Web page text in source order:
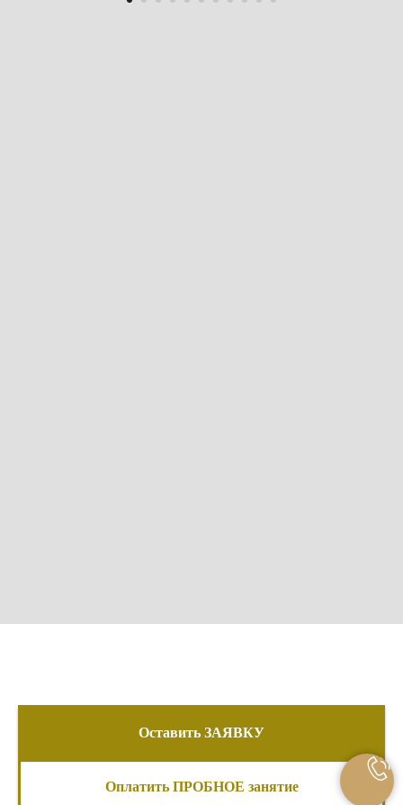
Оставить ЗАЯВКУ
Оплатить ПРОБНОЕ занятие